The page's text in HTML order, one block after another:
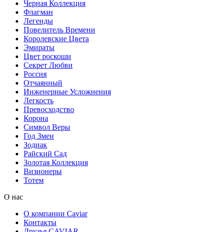
Черная Коллекция
Флагман
Легенды
Повелитель Времени
Королевские Цвета
Эмираты
Цвет роскоши
Секрет Любви
Россия
Отчаянный
Инженерные Усложнения
Легкость
Превосходство
Корона
Символ Веры
Год Змеи
Зодиак
Райский Сад
Золотая Коллекция
Визионеры
Тотем
О нас
О компании Caviar
Контакты